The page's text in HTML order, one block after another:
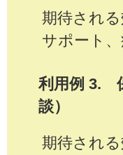
期待され
サポート
利用例 3.
談）
期待され